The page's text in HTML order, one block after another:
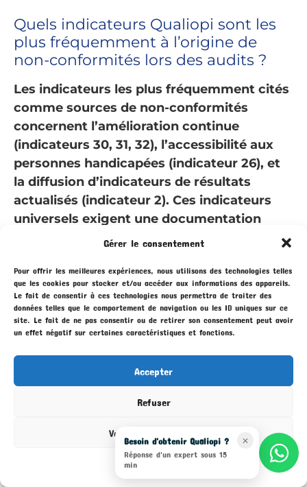
Gérer le consentement
Pour offrir les meilleures expériences, nous utilisons des technologies telles
que les cookies pour stocker et/ou accéder aux informations des appareils.
Le fait de consentir à ces technologies nous permettra de traiter des
données telles que le comportement de navigation ou les ID uniques sur ce
site. Le fait de ne pas consentir ou de retirer son consentement peut avoir
un effet négatif sur certaines caractéristiques et fonctions.
Accepter
Refuser
Voir les préférences
Mentions légales
Quels indicateurs Qualiopi sont les
plus fréquemment à l’origine de
non-conformités lors des audits ?
Les indicateurs les plus fréquemment cités
comme sources de non-conformités
concernent l’amélioration continue
(indicateurs 30, 31, 32), l’accessibilité aux
personnes handicapées (indicateur 26), et
la diffusion d’indicateurs de résultats
actualisés (indicateur 2). Ces indicateurs
universels exigent une documentation
rigoureuse et une mise en œuvre effective,
L’indicateur 27 sur la sous-traitance
s’applique-t-il si je fais appel à un
salarial ?
Oui, l’indicateur 27 s’active dès lors que
votre organisme fait appel à de la sous-
traitance ou au portage salarial. Vous devez
alors vous assurer que ces tiers respectent
la conformité au Référentiel National
Qualité. Cela implique de contractualiser
✕
Besoin d'obtenir Qualiopi ?
Réponse d'un expert sous 15
min